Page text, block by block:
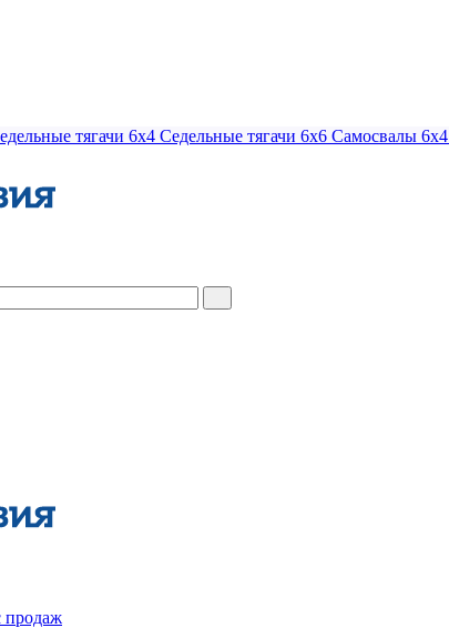
тягачи 6х4 Седельные тягачи 6х6 Самосвалы 6х4